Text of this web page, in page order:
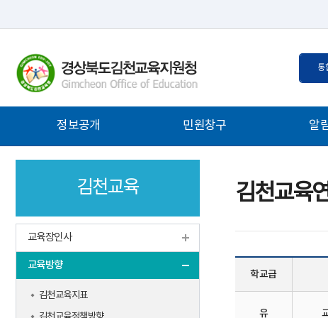
통
합
색
뉴
정보공개 민원창구 알
김천교육
교육장인사
교육방향
김천교육지표
김천교육
학교급
유